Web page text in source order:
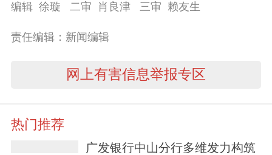
编辑 徐璇 二审 肖良津 三审 赖友生
责任编辑：新闻编辑
网上有害信息举报专区
热门推荐
广发银行中山分行多维发力构筑